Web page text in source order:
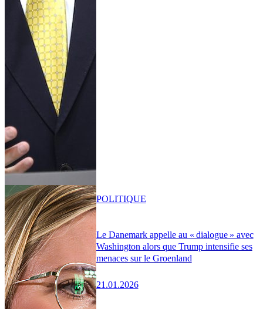
Le Danemark appelle au « dialogue » avec
Washington alors que Trump intensifie ses
menaces sur le Groenland
21.01.2026
POLITIQUE